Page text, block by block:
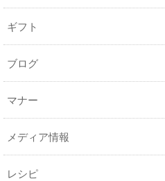
ギフト
ブログ
マナー
メディア情報
レシピ